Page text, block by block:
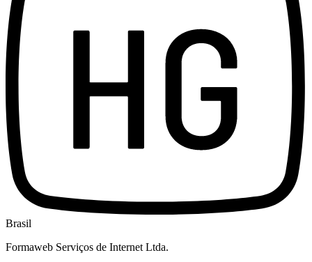
Brasil
Formaweb Serviços de Internet Ltda.